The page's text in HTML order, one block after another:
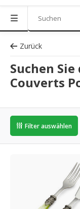
Zurück
Suchen
Couverts
Filter auswählen